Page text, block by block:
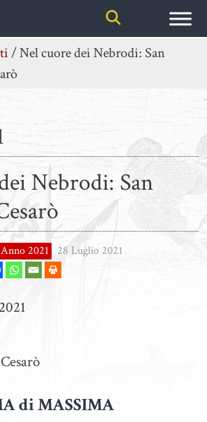
/Nel cuore dei Nebrodi: San
Nebrodi: San
Anno 2021
28 Luglio 2021
di MASSIMA